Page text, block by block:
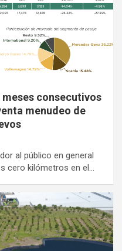
consecutivos
menudeo de
al público en general
cero kilómetros en el…